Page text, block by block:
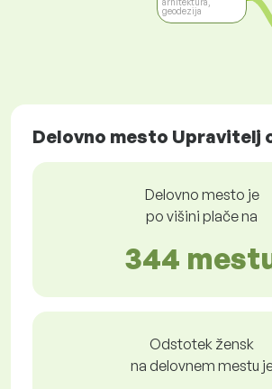
geodezija
Delovno mesto Upravitelj
Delovno mesto je
po višini plače na
344
Odstotek žensk
na delovnem mestu